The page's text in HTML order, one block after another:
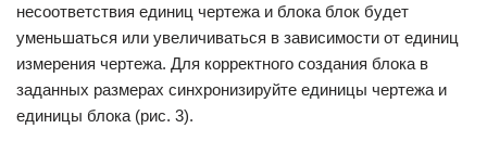
несоответствия единиц чертежа и блока блок будет
уменьшаться или увеличиваться в зависимости от единиц
измерения чертежа. Для корректного создания блока в
заданных размерах синхронизируйте единицы чертежа и
единицы блока (рис. 3).